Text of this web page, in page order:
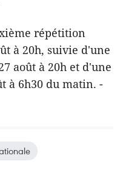
répétition
à 20h, suivie d'une
août à 20h et d'une
à 6h30 du matin. -